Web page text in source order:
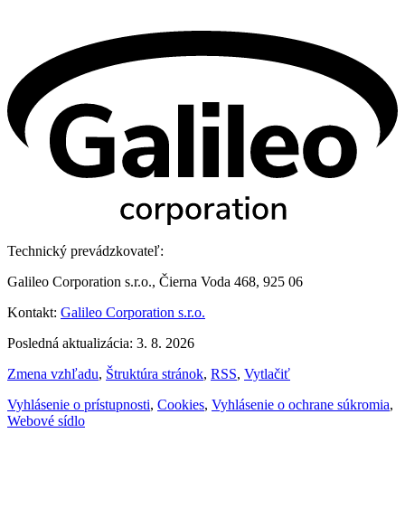
Technický prevádzkovateľ:
Galileo Corporation s.r.o., Čierna Voda 468, 925 06
Kontakt: Galileo Corporation s.r.o.
Posledná aktualizácia: 3. 8. 2026
Zmena vzhľadu, Štruktúra stránok, RSS, Vytlačiť
Vyhlásenie o prístupnosti, Cookies, Vyhlásenie o ochrane súkromia,
Webové sídlo